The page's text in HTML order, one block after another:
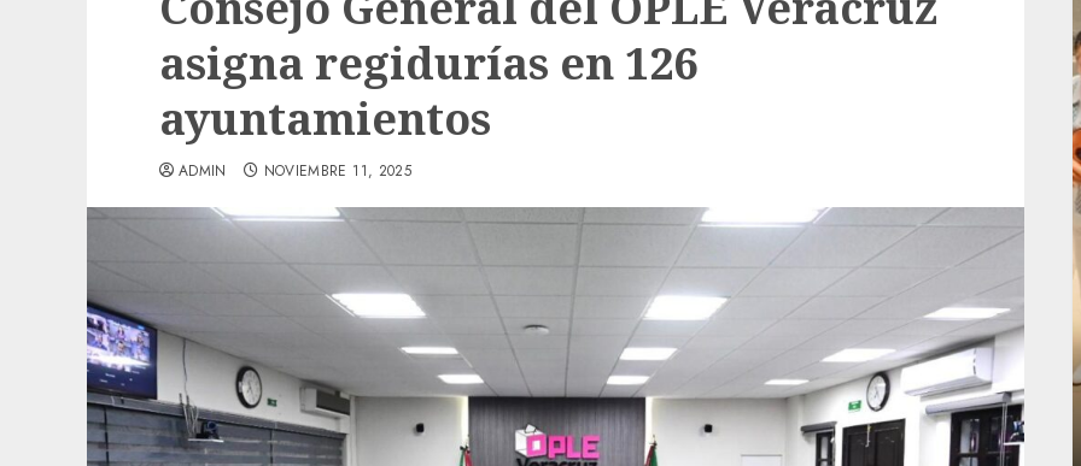
asigna regidurías en 126
ayuntamientos
ADMIN NOVIEMBRE 11, 2025
Local
Obra de pavimentación de San Marcial será
mejorada. Interviene CASF
ADMIN JULIO 27, 2026
Local
Reviven la historia de Fortín, con exposición
de la cronista Minerva Salas.
ADMIN JULIO 31, 2026